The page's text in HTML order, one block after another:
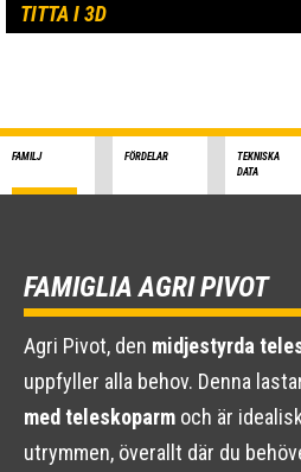
TITTA I 3D
FAMILJ FÖRDELAR
TEKNISKA
DATA
FAMIGLIA AGRI PIVOT
Agri Pivot, den midjestyrda
uppfyller alla behov. Denna
med teleskoparm och är
utrymmen, överallt där du